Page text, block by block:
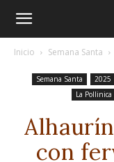
Inicio Semana Santa
Semana Santa 2025
La Pollinica
con